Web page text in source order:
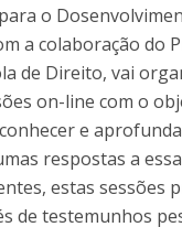
o
a colaboração do
de Direito, vai
on-line com o
e
respostas a
estas sessões
de testemunhos